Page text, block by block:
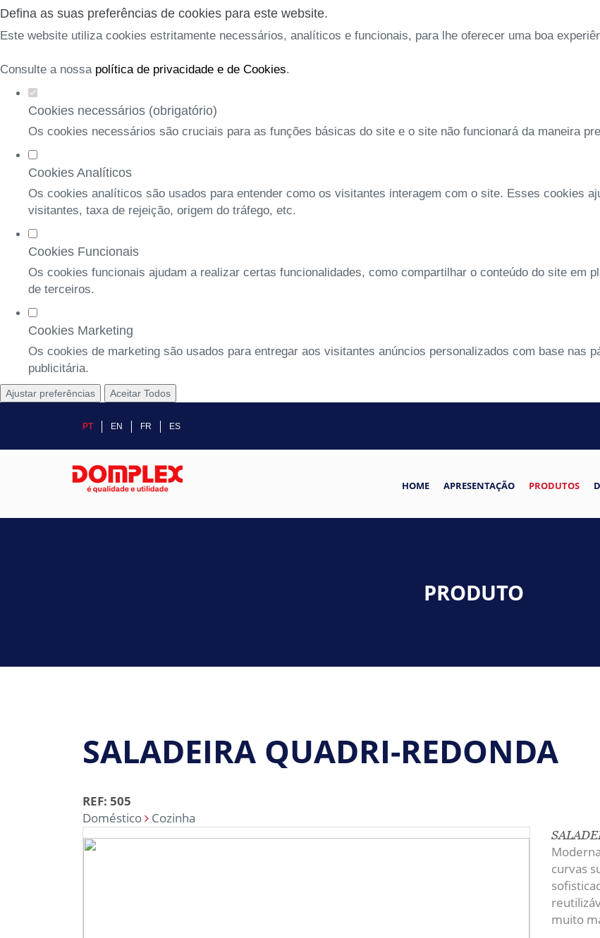
Defina as suas preferências de cookies para este website.
Este website utiliza cookies estritamente necessários, analíticos e funcionais, para lhe oferecer uma boa
Consulte a nossa política de privacidade e de Cookies.
Cookies necessários (obrigatório)
Os cookies necessários são cruciais para as funções básicas do site e o site não funcionará da maneira
Cookies Analíticos
Os cookies analíticos são usados para entender como os visitantes interagem com o site. Esses cookies
visitantes, taxa de rejeição, origem do tráfego, etc.
Cookies Funcionais
Os cookies funcionais ajudam a realizar certas funcionalidades, como compartilhar o conteúdo do site em
de terceiros.
Cookies Marketing
Os cookies de marketing são usados para entregar aos visitantes anúncios personalizados com base nas
publicitária.
Ajustar preferências Aceitar Todos
PT EN FR ES
HOME APRESENTAÇÃO PRODUTOS
PRODUTO
SALADEIRA QUADRI-REDONDA
REF: 505
Doméstico
Cozinha
curvas
muito